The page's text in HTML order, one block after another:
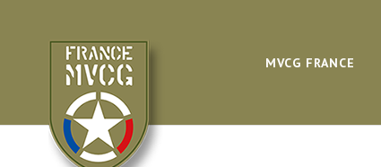
MVCG FRANCE